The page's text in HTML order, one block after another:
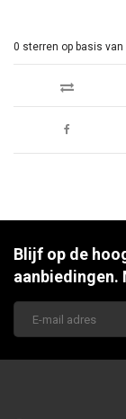
0 sterren op basis van
Blijf op de
aanbiedingen.